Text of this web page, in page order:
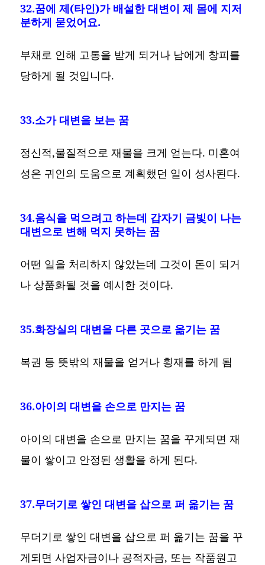
32.꿈에 제(타인)가 배설한 대변이 제 몸에 지저
분하게 묻었어요.
부채로 인해 고통을 받게 되거나 남에게 창피를
당하게 될 것입니다.
33.소가 대변을 보는 꿈
정신적,물질적으로 재물을 크게 얻는다. 미혼여
성은 귀인의 도움으로 계획했던 일이 성사된다.
34.음식을 먹으려고 하는데 갑자기 금빛이 나는
대변으로 변해 먹지 못하는 꿈
어떤 일을 처리하지 않았는데 그것이 돈이 되거
나 상품화될 것을 예시한 것이다.
35.화장실의 대변을 다른 곳으로 옮기는 꿈
복권 등 뜻밖의 재물을 얻거나 횡재를 하게 됨
36.아이의 대변을 손으로 만지는 꿈
아이의 대변을 손으로 만지는 꿈을 꾸게되면 재
물이 쌓이고 안정된 생활을 하게 된다.
37.무더기로 쌓인 대변을 삽으로 퍼 옮기는 꿈
무더기로 쌓인 대변을 삽으로 퍼 옮기는 꿈을 꾸
게되면 사업자금이나 공적자금, 또는 작품원고